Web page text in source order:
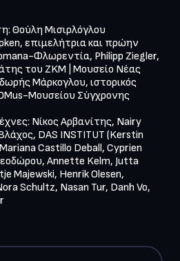
Θούλη Μισιρλόγλου
επιμελήτρια και πρώην
Φλωρεντία, Philipp Ziegler,
του ZKM | Μουσείο Νέας
Μάρκογλου, ιστορικός
Μουσείου Σύγχρονης
Νίκος Αρβανίτης, Nairy
DAS INSTITUT (Kerstin
Castillo Deball, Cyprien
Annette Kelm, Jutta
Majewski, Henrik Olesen,
Schultz, Nasan Tur, Danh Vo,